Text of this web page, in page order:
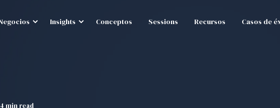
Insights Conceptos Sessions Recursos Casos de
4 min read